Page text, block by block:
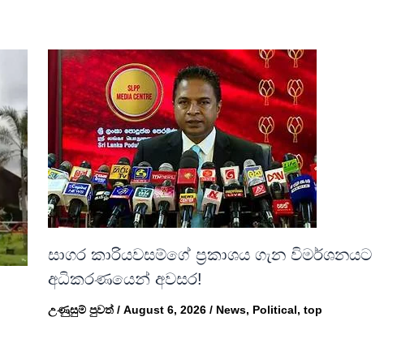
සාගර කාරියවසම්ගේ ප්‍රකාශය ගැන විමර්ශනයට
අධිකරණයෙන් අවසර!
උණුසුම් පුවත්/ August 6, 2026 / News, Political, top